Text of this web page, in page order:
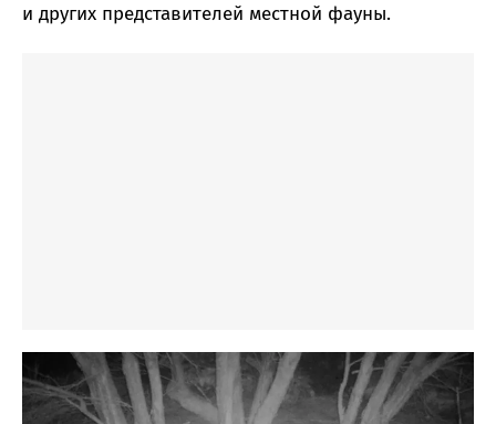
и других представителей местной фауны.